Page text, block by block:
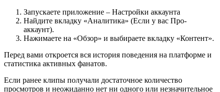
Запускаете приложение – Настройки аккаунта
Найдите вкладку «Аналитика» (Если у вас Про-
аккаунт).
Нажимаете на «Обзор» и выбираете вкладку «Контент».
Перед вами откроется вся история поведения на платформе и
статистика активных фанатов.
Если ранее клипы получали достаточное количество
просмотров и неожиданно нет ни одного или незначительное